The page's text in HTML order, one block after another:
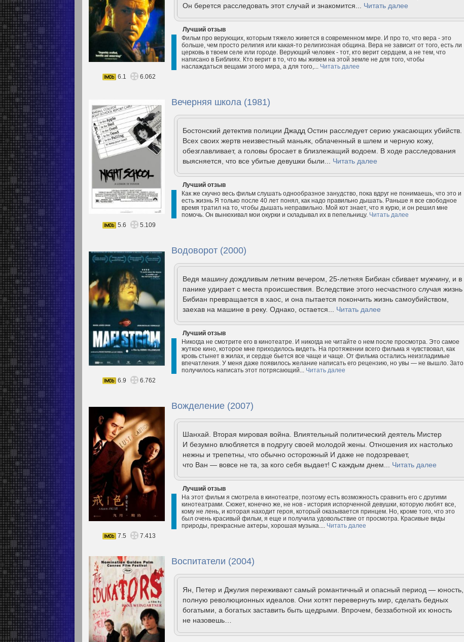
Он берется расследовать этот случай и знакомится... Читать далее
Лучший отзыв
Фильм про верующих, которым тяжело живется в современном мире. И про то, что вера - это
больше, чем просто религия или какая-то религиозная община. Вера не зависит от того, есть ли
церковь в твоем селе или городе. Верующий человек - тот, кто верит сердцем, а не тем, что
написано в Библиях. Кто верит в то, что мы живем на этой земле не для того, чтобы
наслаждаться вещами этого мира, а для того,... Читать далее
6.1
6.062
Вечерняя школа (1981)
Бостонский детектив полиции Джадд Остин расследует серию ужасающих убийств.
Всех своих жертв неизвестный маньяк, облаченный в шлем и черную кожу,
обезглавливает, а головы бросает в близлежащий водоем. В ходе расследования
выясняется, что все убитые девушки были... Читать далее
Лучший отзыв
Как же скучно весь фильм слушать однообразное занудство, пока вдруг не понимаешь, что это и
есть жизнь Я только после 40 лет понял, как надо правильно дышать. Раньше я все свободное
время тратил на то, чтобы дышать неправильно. Мой кот знает, что я курю, и он решил мне
помочь. Он вынюхивал мои окурки и складывал их в пепельницу. Читать далее
5.6
5.109
Водоворот (2000)
Ведя машину дождливым летним вечером, 25-летняя Бибиан сбивает мужчину, и в
панике удирает с места происшествия. Вследствие этого несчастного случая жизнь
Бибиан превращается в хаос, и она пытается покончить жизнь самоубийством,
заехав на машине в реку. Однако, остается... Читать далее
Лучший отзыв
Никогда не смотрите его в кинотеатре. И никогда не читайте о нем после просмотра. Это самое
жуткое кино, которое мне приходилось видеть. На протяжении всего фильма я чувствовал, как
кровь стынет в жилах, и сердце бьется все чаще и чаще. От фильма остались неизгладимые
впечатления. У меня даже появилось желание написать его рецензию, но увы — не вышло. Зато
получилось написать этот потрясающий... Читать далее
6.9
6.762
Вожделение (2007)
Шанхай. Вторая мировая война. Влиятельный политический деятель Мистер
И безумно влюбляется в подругу своей молодой жены. Отношения их настолько
нежны и трепетны, что обычно осторожный И даже не подозревает,
что Ван — вовсе не та, за кого себя выдает! С каждым днем... Читать далее
Лучший отзыв
На этот фильм я смотрела в кинотеатре, поэтому есть возможность сравнить его с другими
кинотеатрами. Сюжет, конечно же, не нов - история испорченной девушки, которую любят все,
кому не лень, и которая находит героя, который оказывается принцем. Но, кроме того, что это
был очень красивый фильм, я еще и получила удовольствие от просмотра. Красивые виды
природы, прекрасные актеры, хорошая музыка.... Читать далее
7.5
7.413
Воспитатели (2004)
Ян, Петер и Джулия переживают самый романтичный и опасный период — юность,
полную революционных идеалов. Они хотят перевернуть мир, сделать бедных
богатыми, а богатых заставить быть щедрыми. Впрочем, беззаботной их юность
не назовешь…